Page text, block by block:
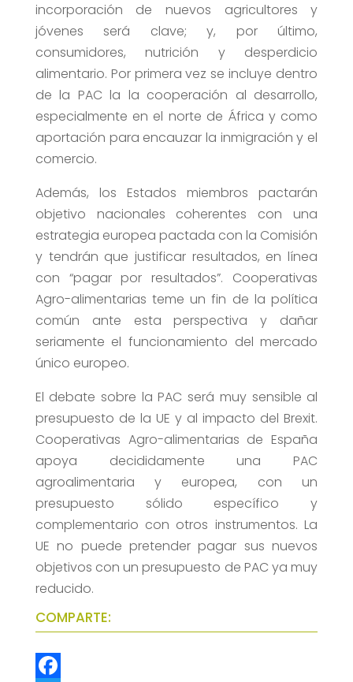
incorporación de nuevos agricultores y
jóvenes será clave; y, por último,
consumidores, nutrición y desperdicio
alimentario. Por primera vez se incluye dentro
de la PAC la la cooperación al desarrollo,
especialmente en el norte de África y como
aportación para encauzar la inmigración y el
comercio.
Además, los Estados miembros pactarán
objetivo nacionales coherentes con una
estrategia europea pactada con la Comisión
y tendrán que justificar resultados, en línea
con “pagar por resultados”. Cooperativas
Agro-alimentarias teme un fin de la política
común ante esta perspectiva y dañar
seriamente el funcionamiento del mercado
único europeo.
El debate sobre la PAC será muy sensible al
presupuesto de la UE y al impacto del Brexit.
Cooperativas Agro-alimentarias de España
apoya decididamente una PAC
agroalimentaria y europea, con un
presupuesto sólido específico y
complementario con otros instrumentos. La
UE no puede pretender pagar sus nuevos
objetivos con un presupuesto de PAC ya muy
reducido.
COMPARTE: